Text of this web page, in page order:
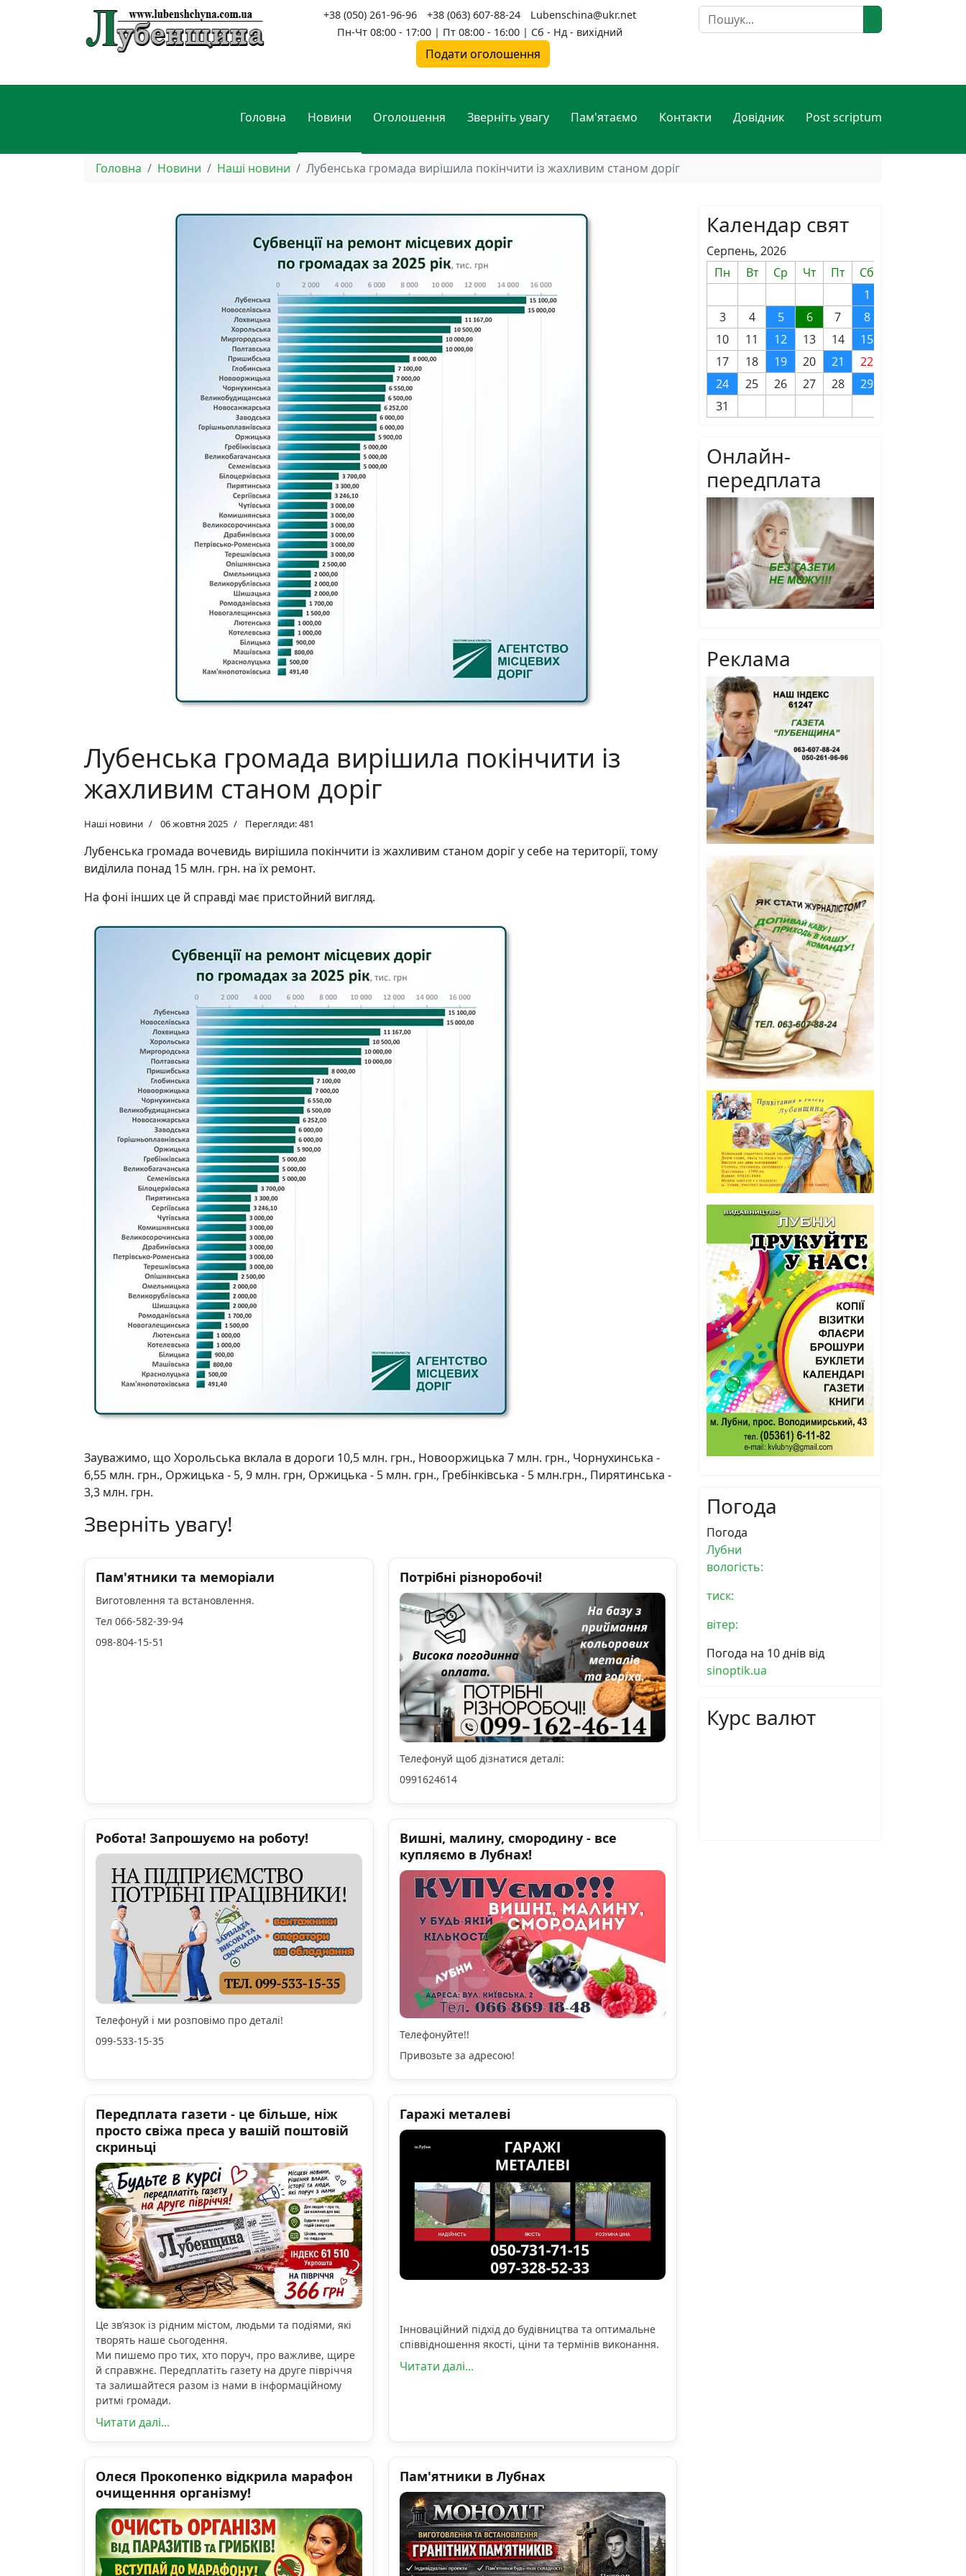
+38 (050) 261-96-96 +38 (063) 607-88-24
Lubenschina@ukr.net
Пн-Чт 08:00 - 17:00 | Пт 08:00 - 16:00 | Сб - Нд - вихідний
Подати оголошення
Пошук
Головна Новини Оголошення Зверніть увагу Пам'ятаємо Контакти Довідник Post scriptum
Головна Новини Наші новини Лубенська громада вирішила покінчити із жахливим станом доріг
Лубенська громада вирішила покінчити із
жахливим станом доріг
Наші новини 06 жовтня 2025 Перегляди: 481
Лубенська громада вочевидь вирішила покінчити із жахливим станом доріг у себе на території, тому
виділила понад 15 млн. грн. на їх ремонт.
На фоні інших це й справді має пристойний вигляд.
Зауважимо, що Хорольська вклала в дороги 10,5 млн. грн., Новооржицька 7 млн. грн., Чорнухинська -
6,55 млн. грн., Оржицька - 5, 9 млн. грн, Оржицька - 5 млн. грн., Гребінківська - 5 млн.грн., Пирятинська -
3,3 млн. грн.
Зверніть увагу!
Пам'ятники та меморіали
Виготовлення та встановлення.
Тел 066-582-39-94
098-804-15-51
Потрібні різноробочі!
Телефонуй щоб дізнатися деталі:
0991624614
Робота! Запрошуємо на роботу!
Телефонуй і ми розповімо про деталі!
099-533-15-35
Вишні, малину, смородину - все
купляємо в Лубнах!
Телефонуйте!!
Привозьте за адресою!
Передплата газети - це більше, ніж
просто свіжа преса у вашій поштовій
скриньці
Це зв’язок із рідним містом, людьми та подіями, які
творять наше сьогодення.
Ми пишемо про тих, хто поруч, про важливе, щире
й справжнє. Передплатіть газету на друге півріччя
та залишайтеся разом із нами в інформаційному
ритмі громади.
Читати далі...
Гаражі металеві
Інноваційний підхід до будівництва та оптимальне
співвідношення якості, ціни та термінів виконання.
Читати далі...
Олеся Прокопенко відкрила марафон
очищенння організму!
Пам'ятники в Лубнах
Календар свят
Серпень, 2026
Пн
Вт Ср Чт Пт Сб
1
3
4 5 6 7 8
10
11 12 13 14 15
17
18 19 20 21 22
24
25 26 27 28 29
31
Онлайн-
передплата
Реклама
Погода
Погода
Лубни
вологість:
тиск:
вітер:
Погода на 10 днів від
sinoptik.ua
Курс валют